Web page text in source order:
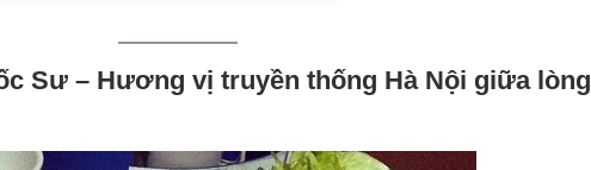
Sư – Hương vị truyền thống Hà Nội giữa lòng